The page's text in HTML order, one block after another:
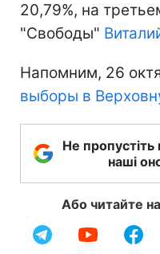
20,79%, на
"Свободы"
Напомним, 26
выборы в
Не пропустіть
наші
Або читайте